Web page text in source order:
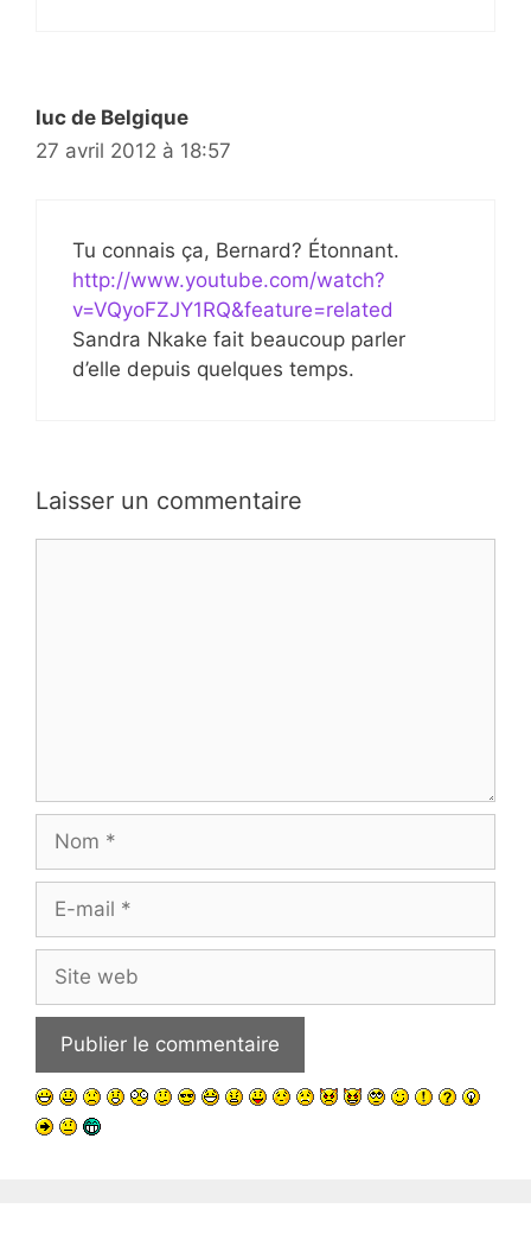
luc de Belgique
27 avril 2012 à 18:57
Tu connais ça, Bernard? Étonnant.
http://www.youtube.com/watch?
v=VQyoFZJY1RQ&feature=related
Sandra Nkake fait beaucoup parler
d’elle depuis quelques temps.
Laisser un commentaire
Nom
Site
web